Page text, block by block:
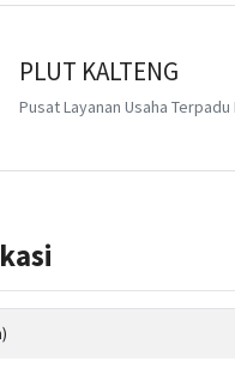
PLUT KALTENG
Pusat Layanan Usaha